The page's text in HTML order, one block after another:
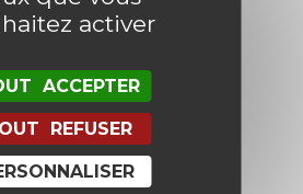
mon nom, mon e-mail
commentaire.
activer
ACCEPTER
REFUSER